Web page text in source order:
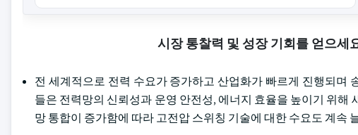
시장 통찰력 및 성장 기회를 얻으세
전 세계적으로 전력 수요가 증가하고 산업화가 빠르게 진행되며
들은 전력망의 신뢰성과 운영 안전성, 에너지 효율을 높이기 위
망 통합이 증가함에 따라 고전압 스위칭 기술에 대한 수요도 계속